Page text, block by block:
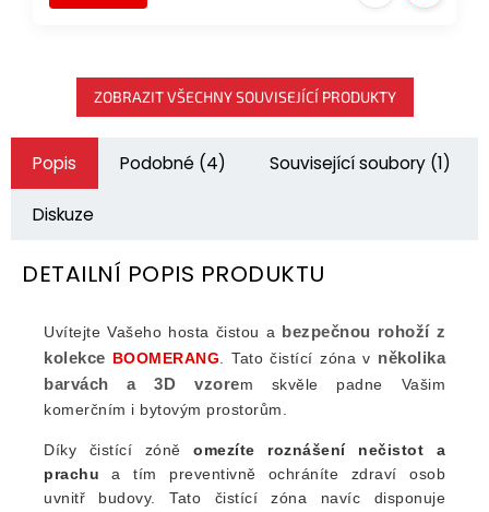
ZOBRAZIT VŠECHNY SOUVISEJÍCÍ PRODUKTY
Popis Podobné (4) Související soubory (1)
Diskuze
DETAILNÍ POPIS PRODUKTU
Uvítejte Vašeho hosta čistou a bezpečnou rohoží z
kolekce BOOMERANG. Tato čistící zóna v několika
barvách a 3D vzorem skvěle padne Vašim
komerčním i bytovým prostorům.
Díky čistící zóně omezíte roznášení nečistot a
prachu a tím preventivně ochráníte zdraví osob
uvnitř budovy. Tato čistící zóna navíc disponuje